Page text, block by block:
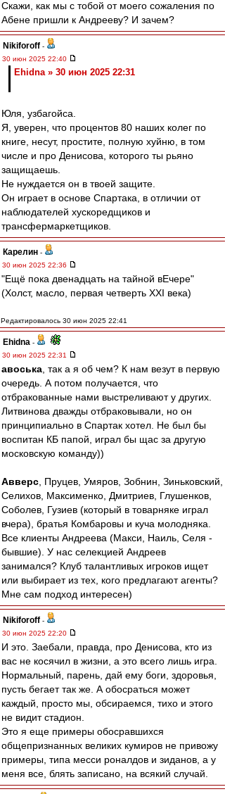
Скажи, как мы с тобой от моего сожаления по
Абене пришли к Андрееву? И зачем?
Nikiforoff -
30 июн 2025 22:40
Ehidna » 30 июн 2025 22:31
Юля, узбагойса.
Я, уверен, что процентов 80 наших колег по
книге, несут, простите, полную хуйню, в том
числе и про Денисова, которого ты рьяно
защищаешь.
Не нуждается он в твоей защите.
Он играет в основе Спартака, в отличии от
наблюдателей хускоредщиков и
трансфермаркетщиков.
Карелин -
30 июн 2025 22:36
"Ещё пока двенадцать на тайной вЕчере"
(Холст, масло, первая четверть XXI века)
Редактировалось 30 июн 2025 22:41
Ehidna -
30 июн 2025 22:31
авоська , так а я об чем? К нам везут в первую
очередь. А потом получается, что
отбракованные нами выстреливают у других.
Литвинова дважды отбраковывали, но он
принципиально в Спартак хотел. Не был бы
воспитан КБ папой, играл бы щас за другую
московскую команду))
Авверс , Пруцев, Умяров, Зобнин, Зиньковский,
Селихов, Максименко, Дмитриев, Глушенков,
Соболев, Гузиев (который в товарняке играл
вчера), братья Комбаровы и куча молодняка.
Все клиенты Андреева (Макси, Наиль, Селя -
бывшие). У нас селекцией Андреев
занимался? Клуб талантливых игроков ищет
или выбирает из тех, кого предлагают агенты?
Мне сам подход интересен)
Nikiforoff -
30 июн 2025 22:20
И это. Заебали, правда, про Денисова, кто из
вас не косячил в жизни, а это всего лишь игра.
Нормальный, парень, дай ему боги, здоровья,
пусть бегает так же. А обосраться может
каждый, просто мы, обсираемся, тихо и этого
не видит стадион.
Это я еще примеры обосравшихся
общепризнанных великих кумиров не привожу
примеры, типа месси роналдов и зиданов, а у
меня все, блять записано, на всякий случай.